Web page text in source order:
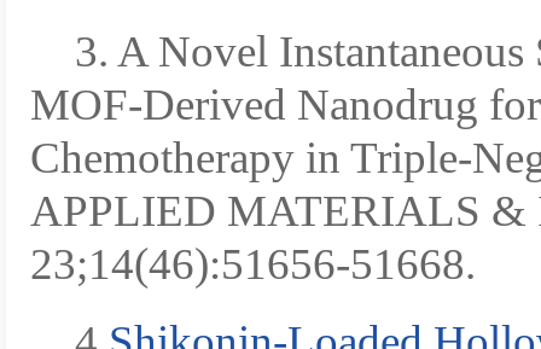
3. A Novel
MOF-Derived Nanodrug
Chemotherapy in Triple-
APPLIED MATERIALS &
23;14(46):51656-51668.